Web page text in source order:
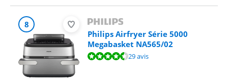
8
Philips Airfryer Série 5000
Megabasket NA565/02
La note est de 9,3 sur 10, basée sur 29 avis.29 avis